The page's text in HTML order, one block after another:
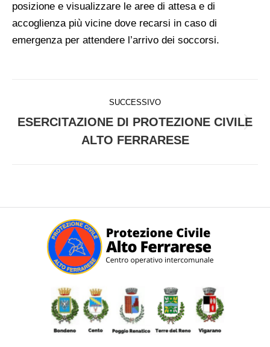
posizione e visualizzare le aree di attesa e di
accoglienza più vicine dove recarsi in caso di
emergenza per attendere l’arrivo dei soccorsi.
SUCCESSIVO
Prossimo
post:
ESERCITAZIONE DI PROTEZIONE CIVILE
ALTO FERRARESE